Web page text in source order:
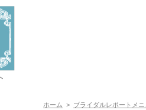
ホーム > ブライダルレポートメニ